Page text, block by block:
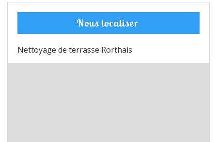
Nous localiser
Nettoyage de terrasse Rorthais